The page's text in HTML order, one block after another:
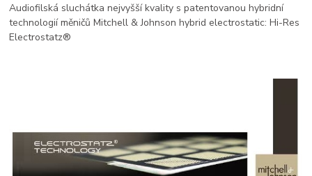
Audiofilská sluchátka nejvyšší kvality s patentovanou hybridní
technologií měničů Mitchell & Johnson hybrid electrostatic: Hi-Res
Electrostatz®